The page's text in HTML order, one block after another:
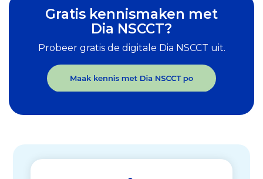
Gratis kennismaken met
Dia NSCCT?
Probeer gratis de digitale Dia NSCCT uit.